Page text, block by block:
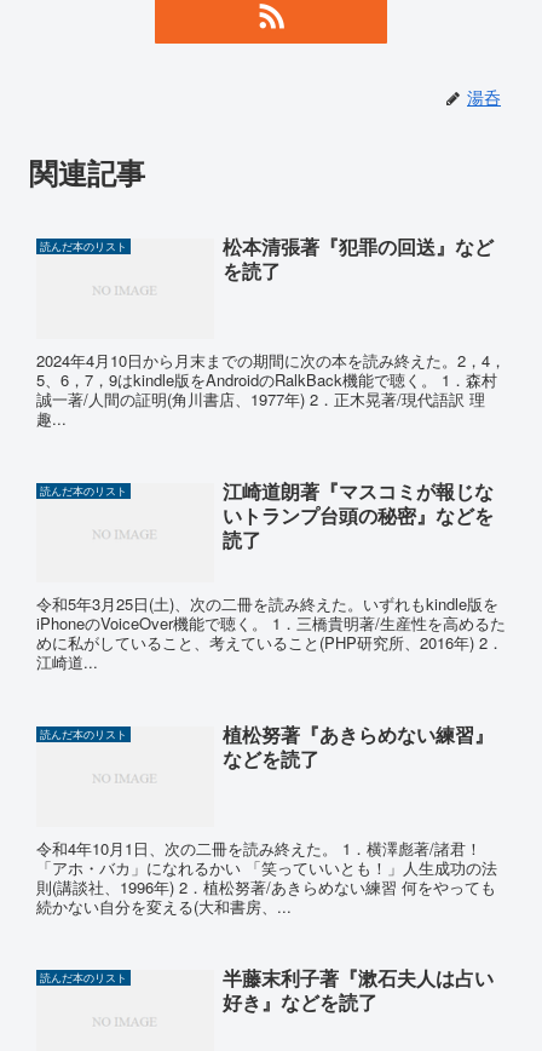
湯呑
関連記事
読んだ本のリスト
松本清張著『犯罪の回送』など
を読了
2024年4月10日から月末までの期間に次の本を読み終えた。2，4，
5、6，7，9はkindle版をAndroidのRalkBack機能で聴く。 1．森村
誠一著/人間の証明(角川書店、1977年) 2．正木晃著/現代語訳 理
趣...
読んだ本のリスト
江崎道朗著『マスコミが報じな
いトランプ台頭の秘密』などを
読了
令和5年3月25日(土)、次の二冊を読み終えた。いずれもkindle版を
iPhoneのVoiceOver機能で聴く。 1．三橋貴明著/生産性を高めるた
めに私がしていること、考えていること(PHP研究所、2016年) 2．
江崎道...
読んだ本のリスト
植松努著『あきらめない練習』
などを読了
令和4年10月1日、次の二冊を読み終えた。 1．横澤彪著/諸君！
「アホ・バカ」になれるかい 「笑っていいとも！」人生成功の法
則(講談社、1996年) 2．植松努著/あきらめない練習 何をやっても
続かない自分を変える(大和書房、...
読んだ本のリスト
半藤末利子著『漱石夫人は占い
好き』などを読了